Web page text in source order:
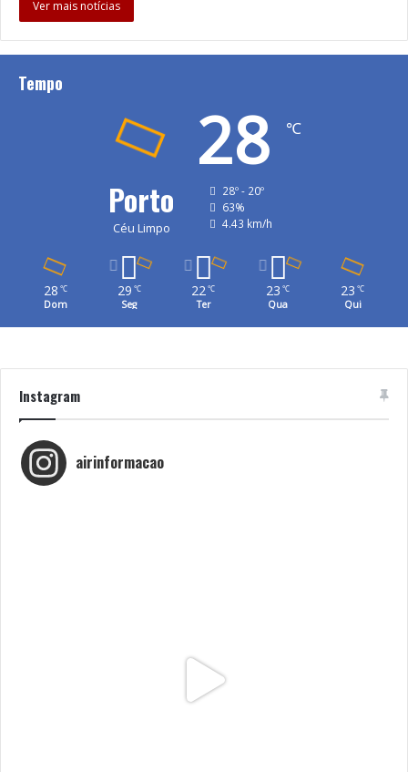
Ver mais notícias
Tempo
Porto
Céu Limpo
28 ℃
28º - 20º
63%
4.43 km/h
28 ℃
Dom
29 ℃
Seg
22℃
Ter
23 ℃
Qua
23 ℃
Qui
Instagram
airinformacao